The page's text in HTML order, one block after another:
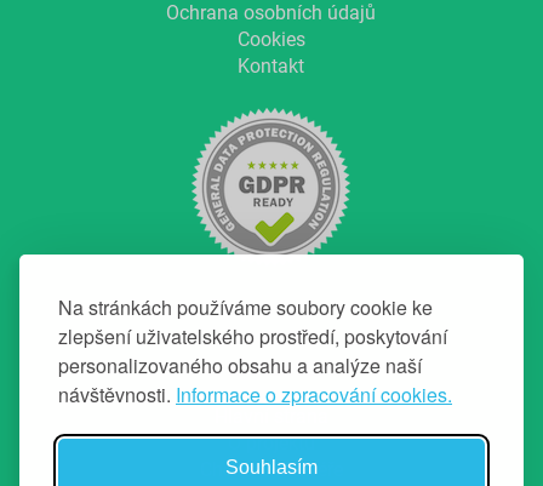
Na stránkách používáme soubory cookie ke
zlepšení uživatelského prostředí, poskytování
personalizovaného obsahu a analýze naší
návštěvnosti. Informace o zpracování cookies.
Souhlasím
Ochrana osobních údajů
Cookies
Kontakt
NAVIGACE
O projektu
Chci top makléře